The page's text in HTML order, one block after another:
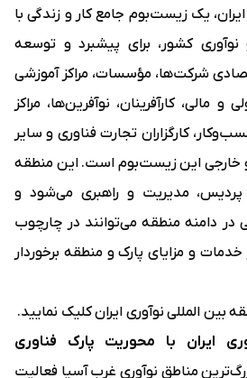
یک زیست‌بوم جامع کار و زندگی با
کشور، برای پیشبرد و توسعه
شرکت‌ها، مؤسسات، مراکز آموزشی
مالی، کارآفرینان، نوآفرین‌ها، مراکز
کارگزاران تجارت فناوری و سایر
و خارجی این زیست‌بوم است. این منطقه
پردیس، مدیریت و راهبری می‌شود و
دامنه منطقه می‌توانند در چارچوب
خدمات و مزایای پارک و منطقه برخوردار
بین المللی نوآوری ایران کلیک نمایید.
ایران با محوریت پارک فناوری
مناطق نوآوری غرب آسیا فعالیت